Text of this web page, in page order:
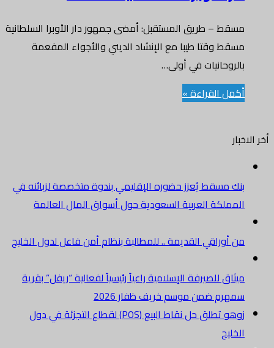
مسقط – طريق المستقبل: أمضى جمهور دار الأوبرا السلطانية
مسقط وقتا طيبا مع الإنشاد الديني والأجواء المفعمة
بالروحانيات في أولى…
أكمل القراءة »
أخر الاخبار
بنك مسقط يُعزز حضوره الإقليمي بندوة متخصصة لزبائنه في
المملكة العربية السعودية حول أسواق المال العالمة
من أوراقي القديمة .. للمطالبة بنظام أمن فاعل لدول الخليج
ميثاق للصيرفة الإسلامية راعياً رئيسياً لفعالية “ريفل” بقرية
سمهرم ضمن موسم خريف ظفار 2026
زوهو تطلق حل نقاط البيع (POS) لقطاع التجزئة في دول
الخليج